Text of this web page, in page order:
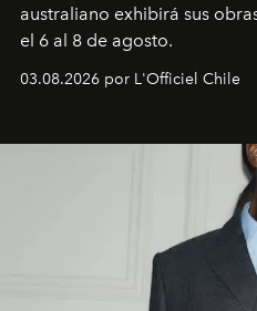
australiano exhibirá sus
el 6 al 8 de agosto.
03.08.2026 por L'Officiel Chile